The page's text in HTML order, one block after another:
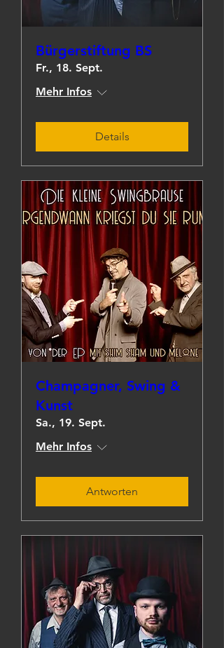
Bürgerstiftung BS
Fr., 18. Sept.
Mehr Infos
Details
Champagner, Swing &
Kunst
Sa., 19. Sept.
Mehr Infos
Antworten